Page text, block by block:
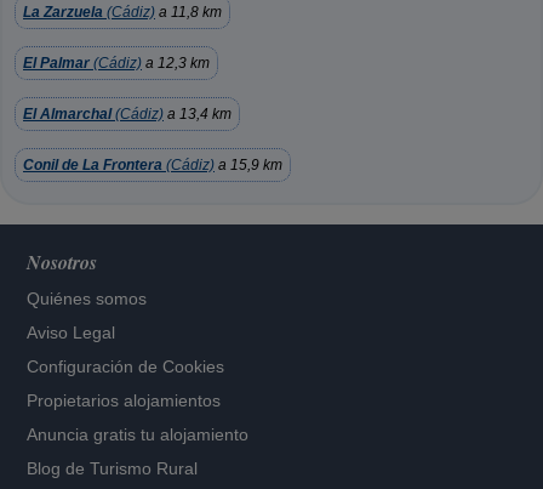
La Zarzuela (Cádiz) a 11,8 km
El Palmar (Cádiz) a 12,3 km
El Almarchal(Cádiz) a 13,4 km
Conil de La Frontera (Cádiz) a 15,9 km
Nosotros
Quiénes somos
Aviso Legal
Configuración de Cookies
Propietarios alojamientos
Anuncia gratis tu alojamiento
Blog de Turismo Rural